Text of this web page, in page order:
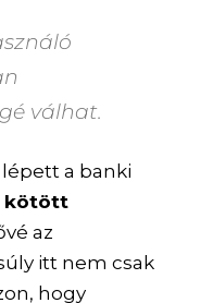
válhat.
a banki
kötött
az
itt nem csak
hogy